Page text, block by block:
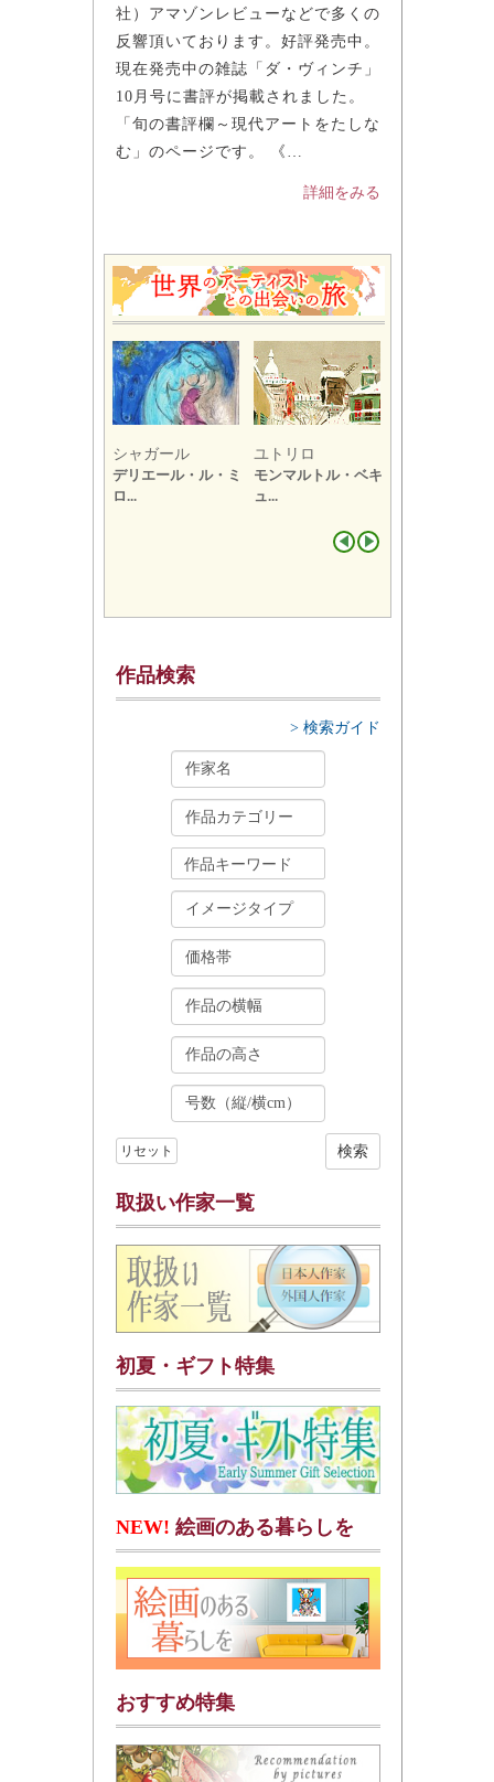
（作品
社）アマゾンレビューなどで多くの
反響頂いております。好評発売中。
現在発売中の雑誌「ダ・ヴィンチ」
10月号に書評が掲載されました。
「旬の書評欄～現代アートをたしな
ユトリロ
モンマルトル・ベキ
デュフィ
アスコット (ムルロ
作品検索
> 検索ガイド
取扱い作家一覧
初夏・ギフト特集
NEW!絵画のある暮らしを
おすすめ特集